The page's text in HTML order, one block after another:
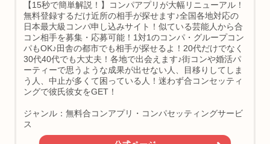
【15秒で簡単解説！】コンパアプリが大幅リニューアル！
無料登録するだけ近所の相手が探せます♪全国各地対応の
日本最大級コンパ申し込みサイト！似ている芸能人から合
コン相手を募集・応募可能！1対1のコンパ・グループコン
パもOK♪田舎の都市でも相手が探せるよ！20代だけでなく
30代40代でも大丈夫！各地で出会えます♪街コンや婚活パ
ーティーで思うような成果が出せない人、目移りしてしま
う人、中止が多くて困っている人！迷わず合コンセッティ
ングで彼氏彼女をGET！
ジャンル：無料合コンアプリ・コンパセッティングサービ
ス